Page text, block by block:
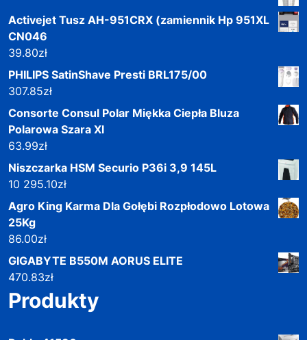
Activejet Tusz AH-951CRX (zamiennik Hp 951XL
CN046
39.80zł
PHILIPS SatinShave Presti BRL175/00
307.85zł
Consorte Consul Polar Miękka Ciepła Bluza
Polarowa Szara Xl
63.99zł
Niszczarka HSM Securio P36i 3,9 145L
10 295.10zł
Agro King Karma Dla Gołębi Rozpłodowo Lotowa
25Kg
86.00zł
GIGABYTE B550M AORUS ELITE
470.83zł
Produkty